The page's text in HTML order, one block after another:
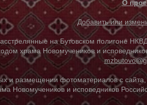
О
Добавить или
на Бутовском полигоне НКВД
храма Новомучеников и
и размещении фотоматериалов с
Новомучеников и исповедников